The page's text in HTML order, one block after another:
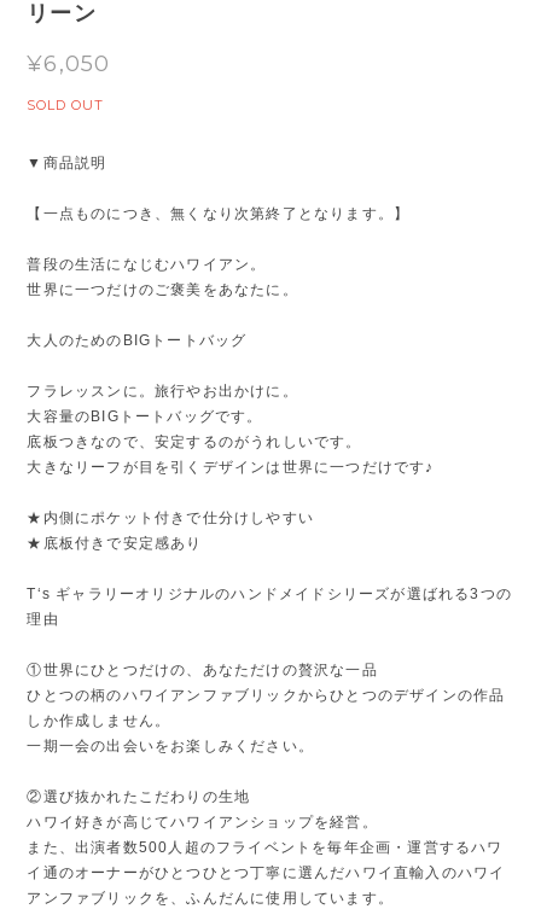
リーン
¥6,050
SOLD OUT
▼商品説明
【一点ものにつき、無くなり次第終了となります。】
普段の生活になじむハワイアン。
世界に一つだけのご褒美をあなたに。
大人のためのBIGトートバッグ
フラレッスンに。旅行やお出かけに。
大容量のBIGトートバッグです。
底板つきなので、安定するのがうれしいです。
大きなリーフが目を引くデザインは世界に一つだけです♪
★内側にポケット付きで仕分けしやすい
★底板付きで安定感あり
T‘s ギャラリーオリジナルのハンドメイドシリーズが選ばれる3つの
理由
①世界にひとつだけの、あなただけの贅沢な一品
ひとつの柄のハワイアンファブリックからひとつのデザインの作品
しか作成しません。
一期一会の出会いをお楽しみください。
②選び抜かれたこだわりの生地
ハワイ好きが高じてハワイアンショップを経営。
また、出演者数500人超のフライベントを毎年企画・運営するハワ
イ通のオーナーがひとつひとつ丁寧に選んだハワイ直輸入のハワイ
アンファブリックを、ふんだんに使用しています。